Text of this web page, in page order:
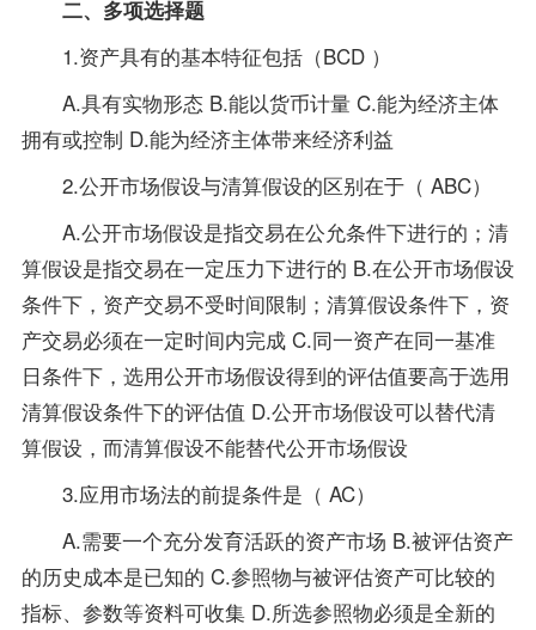
二、多项选择题
1.资产具有的基本特征包括（BCD ）
A.具有实物形态 B.能以货币计量 C.能为经济主体
拥有或控制 D.能为经济主体带来经济利益
2.公开市场假设与清算假设的区别在于（ ABC）
A.公开市场假设是指交易在公允条件下进行的；清
算假设是指交易在一定压力下进行的 B.在公开市场假设
条件下，资产交易不受时间限制；清算假设条件下，资
产交易必须在一定时间内完成 C.同一资产在同一基准
日条件下，选用公开市场假设得到的评估值要高于选用
清算假设条件下的评估值 D.公开市场假设可以替代清
算假设，而清算假设不能替代公开市场假设
3.应用市场法的前提条件是（ AC）
A.需要一个充分发育活跃的资产市场 B.被评估资产
的历史成本是已知的 C.参照物与被评估资产可比较的
指标、参数等资料可收集 D.所选参照物必须是全新的